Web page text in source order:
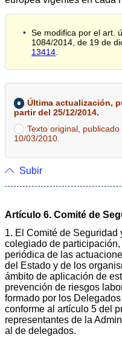
Se modifica por el art.
1084/2014, de 19 de
13414
Última actualización,
partir del 25/12/2014.
Texto original,
10/03/2010.
Subir
Artículo 6. Comité de
1. El Comité de
colegiado de
periódica de las
del Estado y de los
ámbito de aplicación de
prevención de riesgos
formado por los
conforme al artículo 5 del
representantes de la
al de delegados.